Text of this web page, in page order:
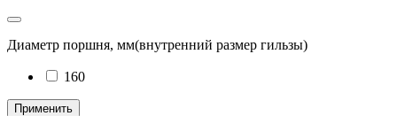
Диаметр поршня, мм(внутренний размер гильзы)
160
Применить